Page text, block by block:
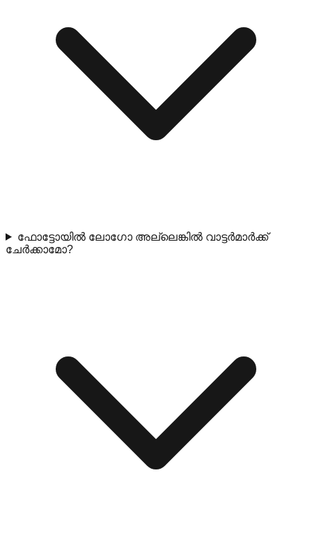
ഫോട്ടോയിൽ ലോഗോ അല്ലെങ്കിൽ വാട്ടർമാർക്ക്
ചേർക്കാമോ?